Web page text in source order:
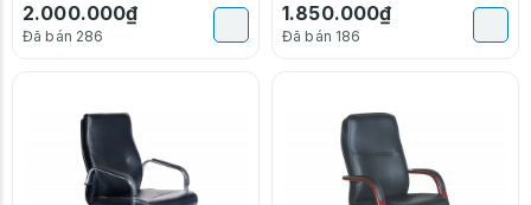
2.000.000₫
Đã bán 286
1.850.000₫
Đã bán 186